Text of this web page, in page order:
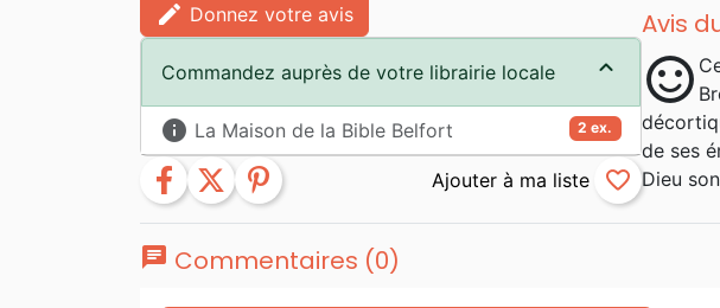
Avis
sentiment_satisfied
de ses
Dieu
edit Donnez votre avis
Commandez auprès de votre librairie locale
2 ex.
info La Maison de la Bible Belfort
facebook twitter pinterest favorite_border
chat Commentaires (0)